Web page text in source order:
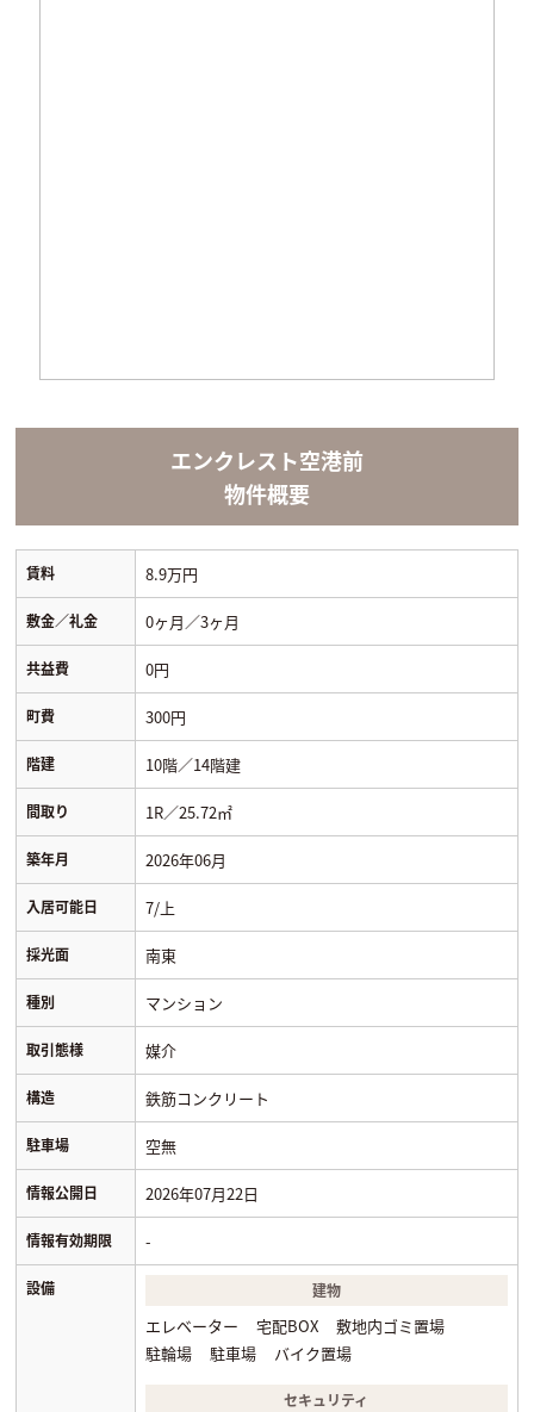
エンクレスト空港前
物件概要
賃料 8.9万円
敷金／礼金 0ヶ月／3ヶ月
共益費 0円
町費 300円
階建 10階／14階建
間取り 1R／25.72㎡
築年月 2026年06月
入居可能日 7/上
採光面 南東
種別 マンション
取引態様 媒介
構造 鉄筋コンクリート
駐車場 空無
情報公開日 2026年07月22日
情報有効期限 -
設備 建物
エレベーター 宅配BOX
敷地内ゴミ置場
駐輪場
駐車場 バイク置場
セキュリティ